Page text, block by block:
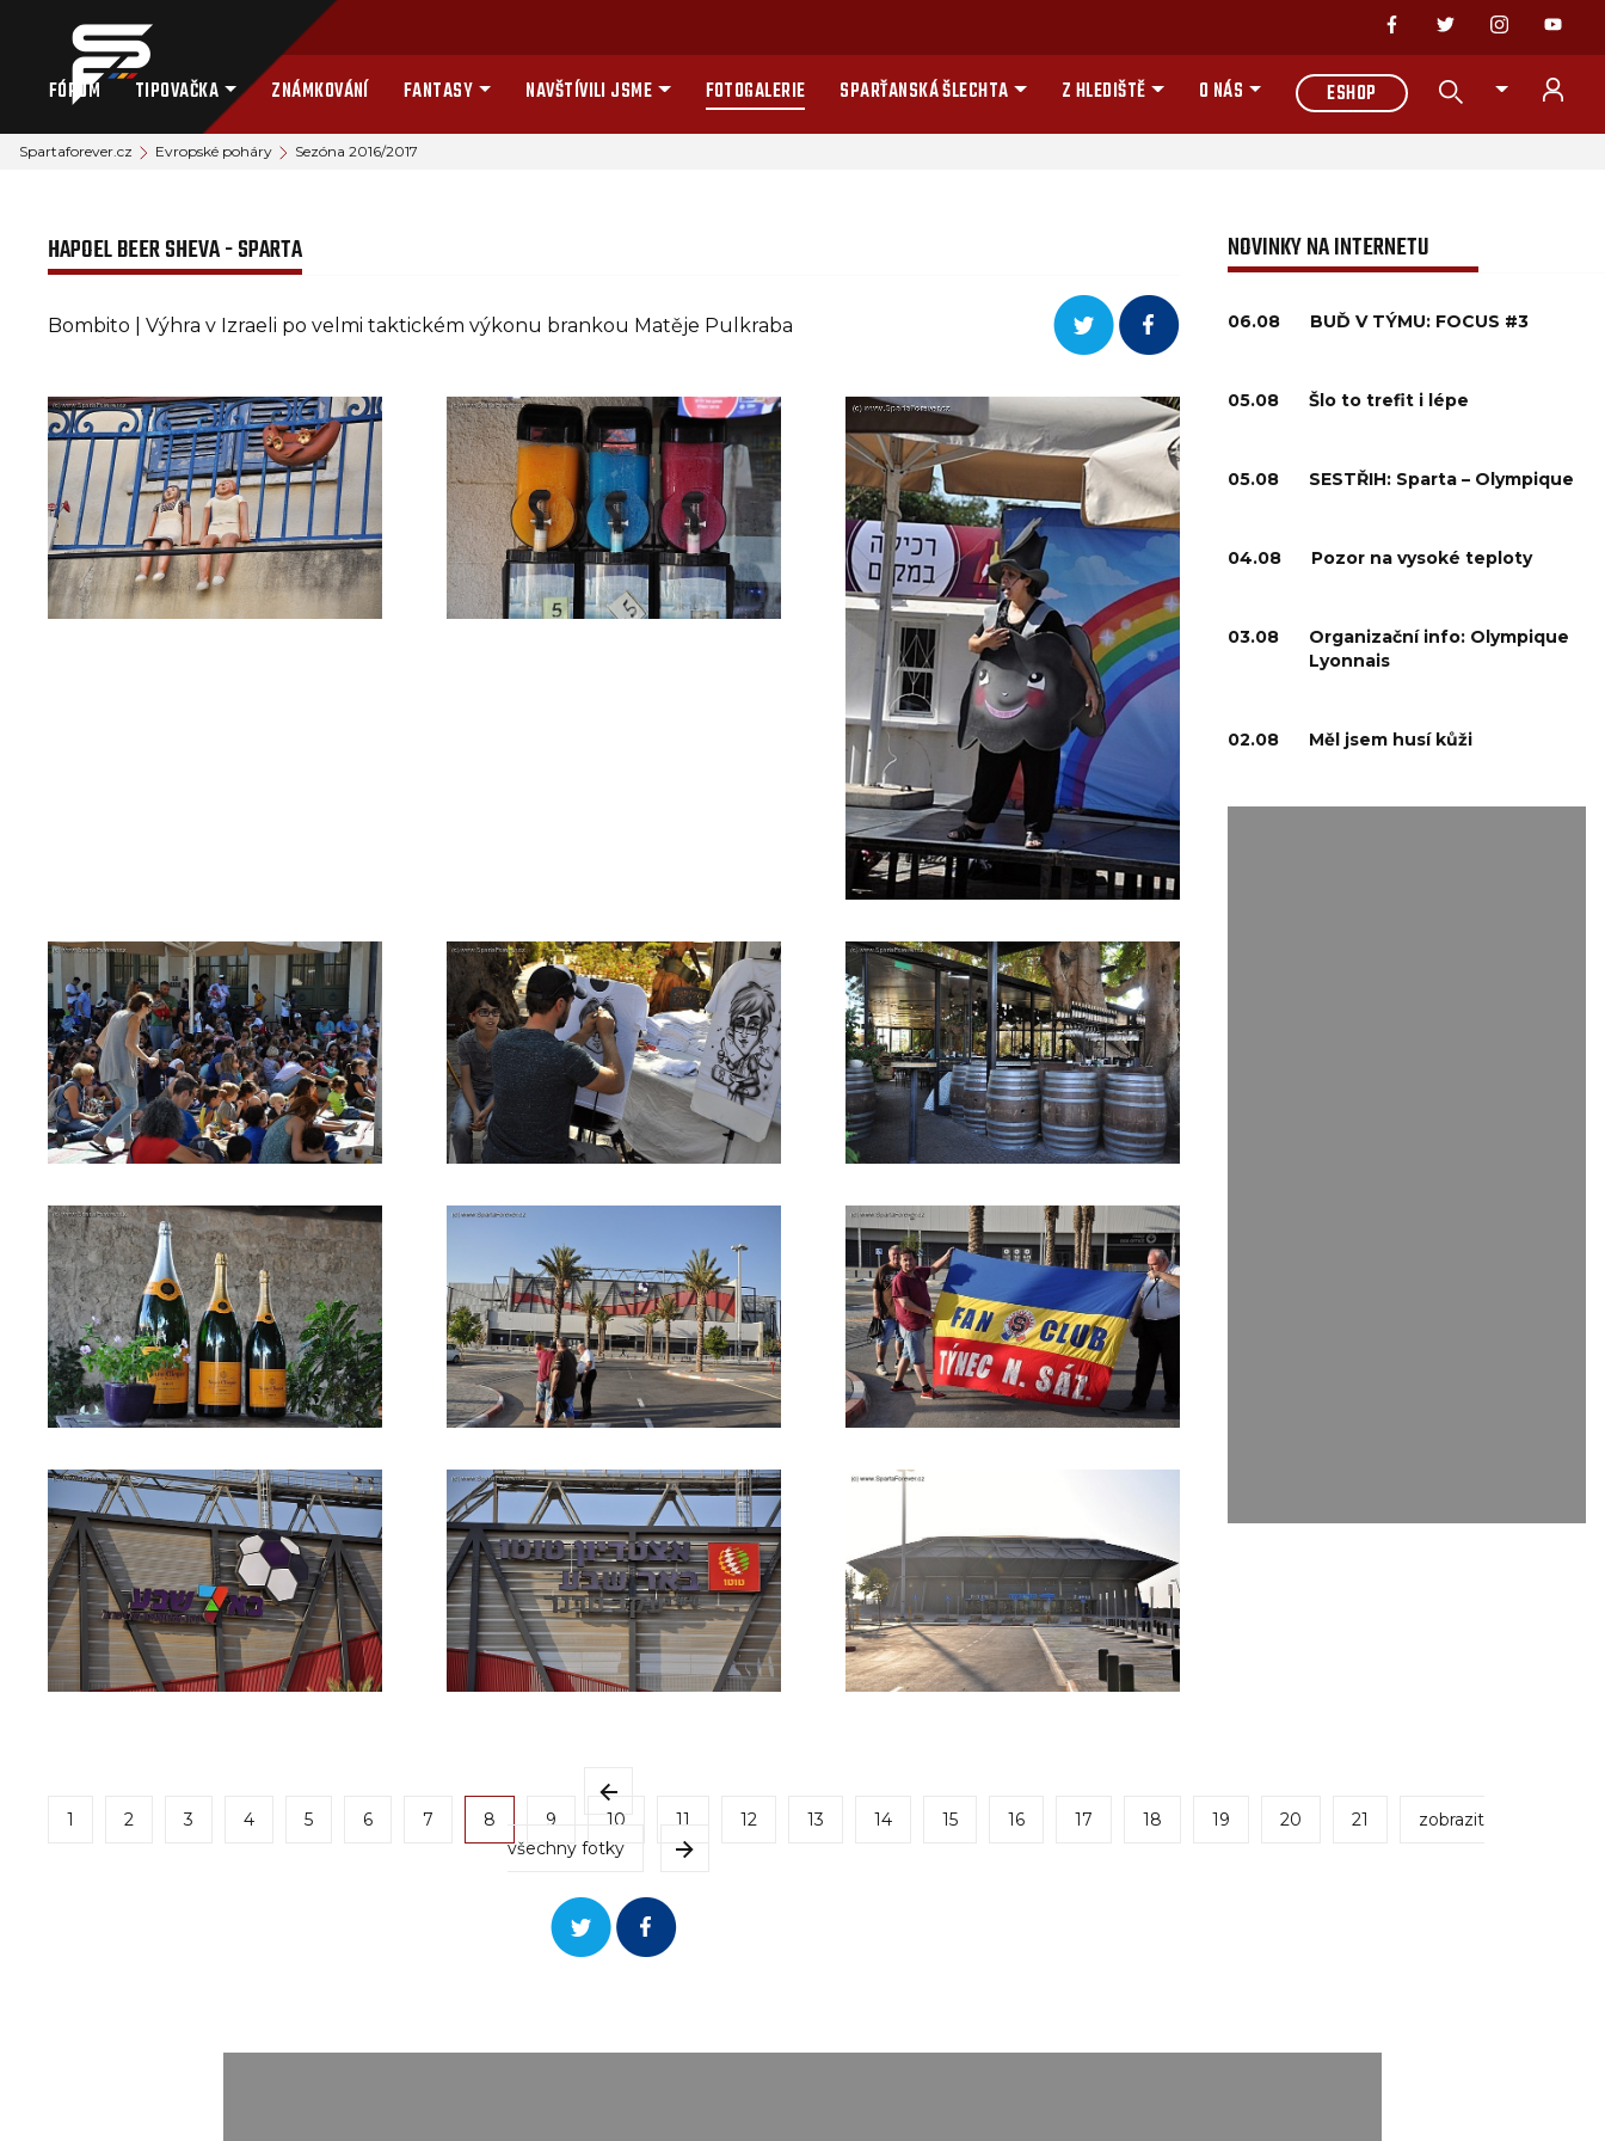
FÓRUM TIPOVAČKA ZNÁMKOVÁNÍ FANTASY NAVŠTÍVILI JSME FOTOGALERIE SPARŤANSKÁ ŠLECHTA Z HLEDIŠTĚ O NÁS ESHOP
Spartaforever.cz Evropské poháry Sezóna 2016/2017
HAPOEL BEER SHEVA - SPARTA
Bombito | Výhra v Izraeli po velmi taktickém výkonu brankou Matěje Pulkraba
1 2 3 4 5 6 7 8 9 10 11 12 13 14 15 16 17 18 19 20 21
zobrazit
všechny fotky
NOVINKY NA INTERNETU
06.08 BUĎ V TÝMU: FOCUS #3
05.08 Šlo to trefit i lépe
05.08 SESTŘIH: Sparta – Olympique
04.08 Pozor na vysoké teploty
03.08
Organizační info: Olympique
Lyonnais
02.08 Měl jsem husí kůži